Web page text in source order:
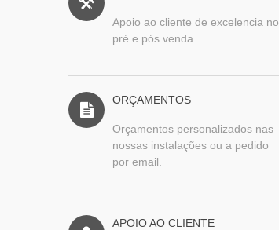
Apoio ao cliente de excelencia no
pré e pós venda.
ORÇAMENTOS
Orçamentos personalizados nas
nossas instalações ou a pedido
por email.
APOIO AO CLIENTE